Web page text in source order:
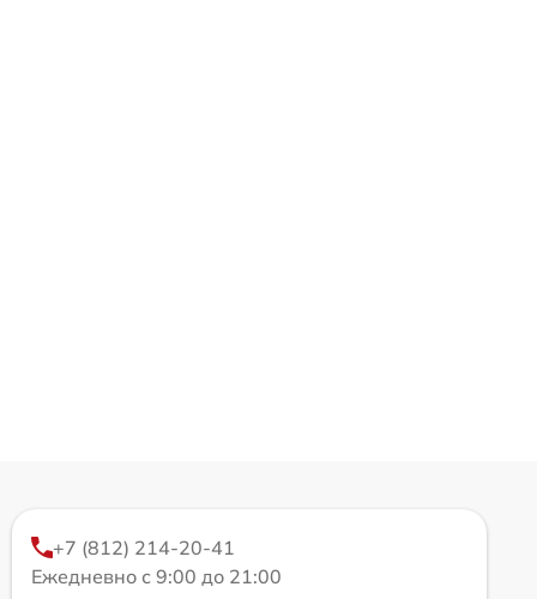
+7 (812) 214-20-41
Ежедневно с 9:00 до 21:00